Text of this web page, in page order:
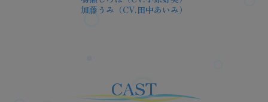
加藤うみ（CV.田中あいみ）
CAST